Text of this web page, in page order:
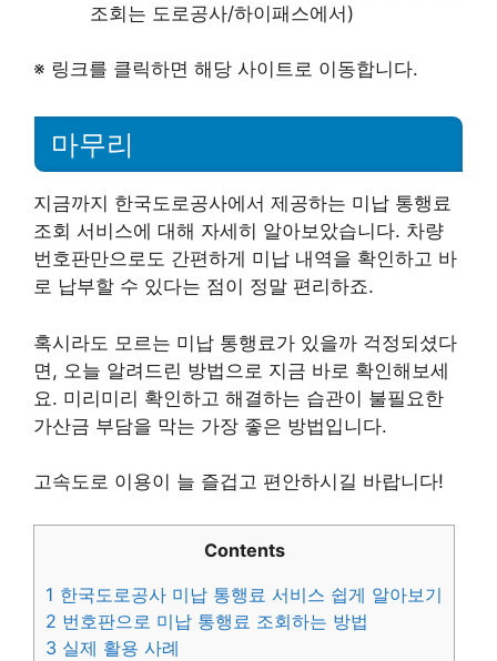
조회는 도로공사/하이패스에서)
※ 링크를 클릭하면 해당 사이트로 이동합니다.
마무리
지금까지 한국도로공사에서 제공하는 미납 통행료
조회 서비스에 대해 자세히 알아보았습니다. 차량
번호판만으로도 간편하게 미납 내역을 확인하고 바
로 납부할 수 있다는 점이 정말 편리하죠.
혹시라도 모르는 미납 통행료가 있을까 걱정되셨다
면, 오늘 알려드린 방법으로 지금 바로 확인해보세
요. 미리미리 확인하고 해결하는 습관이 불필요한
가산금 부담을 막는 가장 좋은 방법입니다.
고속도로 이용이 늘 즐겁고 편안하시길 바랍니다!
Contents
1 한국도로공사 미납 통행료 서비스 쉽게 알아보기
2 번호판으로 미납 통행료 조회하는 방법
3 실제 활용 사례